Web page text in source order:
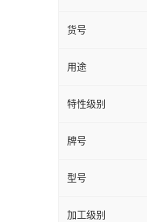
货号
用途
特性级别
牌号
型号
加工级别